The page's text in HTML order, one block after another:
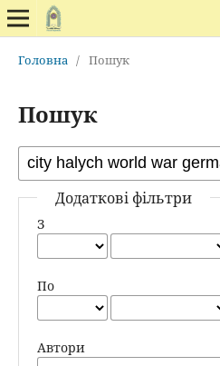
Головна / Пошук
Пошук
Додаткові фільтри
З
По
Автори